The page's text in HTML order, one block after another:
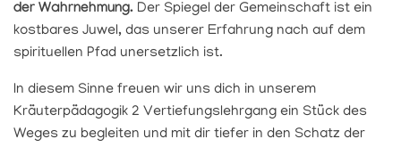
der Wahrnehmung. Der Spiegel der Gemeinschaft ist ein
kostbares Juwel, das unserer Erfahrung nach auf dem
spirituellen Pfad unersetzlich ist.
In diesem Sinne freuen wir uns dich in unserem
Kräuterpädagogik 2 Vertiefungslehrgang ein Stück des
Weges zu begleiten und mit dir tiefer in den Schatz der